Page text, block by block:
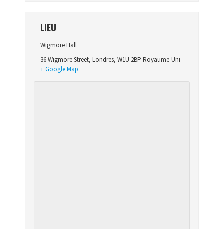
LIEU
Wigmore Hall
36 Wigmore Street, Londres, W1U 2BP Royaume-Uni
+ Google Map